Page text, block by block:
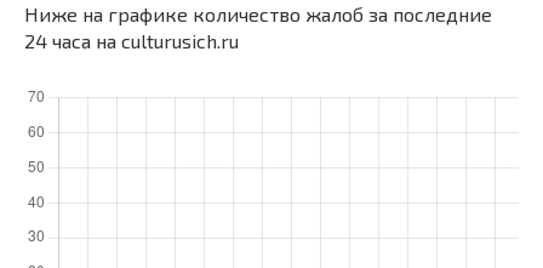
Ниже на графике количество жалоб за последние
24 часа на culturusich.ru